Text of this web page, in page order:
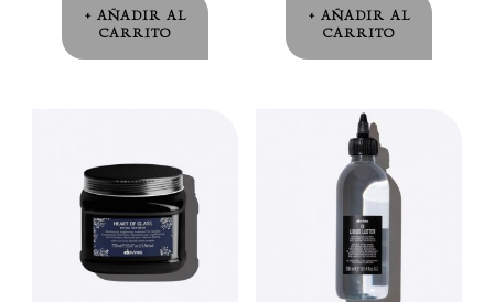
AÑADIR AL
CARRITO
AÑADIR AL
CARRITO